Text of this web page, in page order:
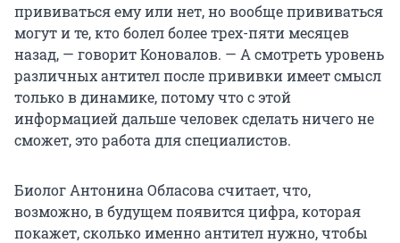
прививаться ему или нет, но вообще прививаться
могут и те, кто болел более трех-пяти месяцев
назад, — говорит Коновалов. — А смотреть уровень
различных антител после прививки имеет смысл
только в динамике, потому что с этой
информацией дальше человек сделать ничего не
сможет, это работа для специалистов.
Биолог Антонина Обласова считает, что,
возможно, в будущем появится цифра, которая
покажет, сколько именно антител нужно, чтобы